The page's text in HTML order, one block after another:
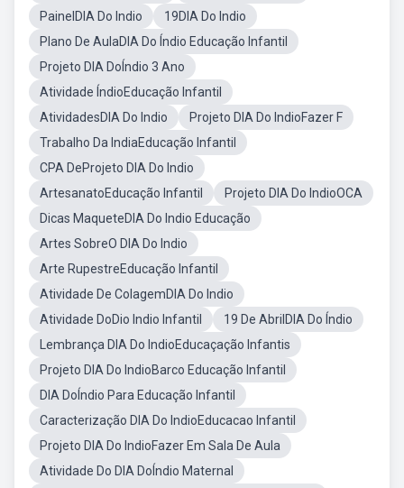
PainelDIA Do Indio
19DIA Do Indio
Plano De AulaDIA Do Índio Educação Infantil
Projeto DIA DoÍndio 3 Ano
Atividade ÍndioEducação Infantil
AtividadesDIA Do Indio
Projeto DIA Do IndioFazer F
Trabalho Da IndiaEducação Infantil
CPA DeProjeto DIA Do Indio
ArtesanatoEducação Infantil
Projeto DIA Do IndioOCA
Dicas MaqueteDIA Do Indio Educação
Artes SobreO DIA Do Indio
Arte RupestreEducação Infantil
Atividade De ColagemDIA Do Indio
Atividade DoDio Indio Infantil
19 De AbrilDIA Do Índio
Lembrança DIA Do IndioEducaçação Infantis
Projeto DIA Do IndioBarco Educação Infantil
DIA DoÍndio Para Educação Infantil
Caracterização DIA Do IndioEducacao Infantil
Projeto DIA Do IndioFazer Em Sala De Aula
Atividade Do DIA DoÍndio Maternal